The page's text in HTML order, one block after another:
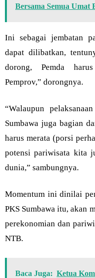
Bersama Semua Umat
Ini sebagai jembatan
dapat dilibatkan,
dorong, Pemda
Pemprov,” dorongnya.
“Walaupun
Sumbawa juga bagian
harus merata (porsi
potensi pariwisata kita
dunia,” sambungnya.
Momentum ini dinilai
PKS Sumbawa itu, akan
perekonomian dan
NTB.
Baca Juga: Ketua